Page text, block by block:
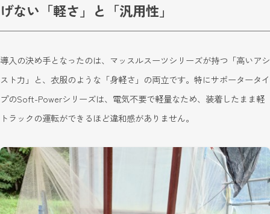
げない「軽さ」と「汎用性」
導入の決め手となったのは、マッスルスーツシリーズが持つ「高いアシ
スト力」と、衣服のような「身軽さ」の両立です。特にサポータータイ
プのSoft-Powerシリーズは、電気不要で軽量なため、装着したまま軽
トラックの運転ができるほど違和感がありません。